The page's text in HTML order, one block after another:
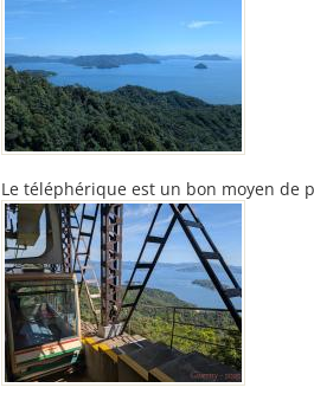
Le téléphérique est un bon moyen